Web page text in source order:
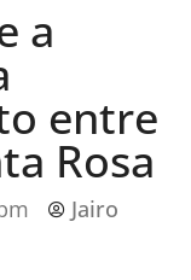
a
entre
Rosa
Jairo